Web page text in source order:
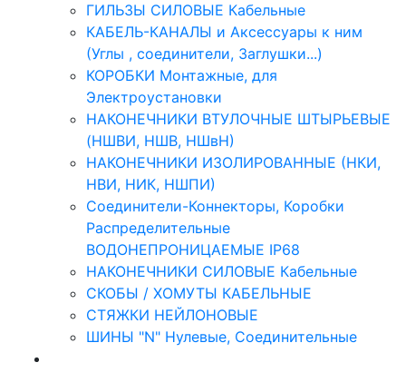
ГИЛЬЗЫ СИЛОВЫЕ Кабельные
КАБЕЛЬ-КАНАЛЫ и Аксессуары к ним
(Углы , соединители, Заглушки...)
КОРОБКИ Монтажные, для
Электроустановки
НАКОНЕЧНИКИ ВТУЛОЧНЫЕ ШТЫРЬЕВЫЕ
(НШВИ, НШВ, НШвН)
НАКОНЕЧНИКИ ИЗОЛИРОВАННЫЕ (НКИ,
НВИ, НИК, НШПИ)
Соединители-Коннекторы, Коробки
Распределительные
ВОДОНЕПРОНИЦАЕМЫЕ IP68
НАКОНЕЧНИКИ СИЛОВЫЕ Кабельные
СКОБЫ / ХОМУТЫ КАБЕЛЬНЫЕ
СТЯЖКИ НЕЙЛОНОВЫЕ
ШИНЫ "N" Нулевые, Соединительные